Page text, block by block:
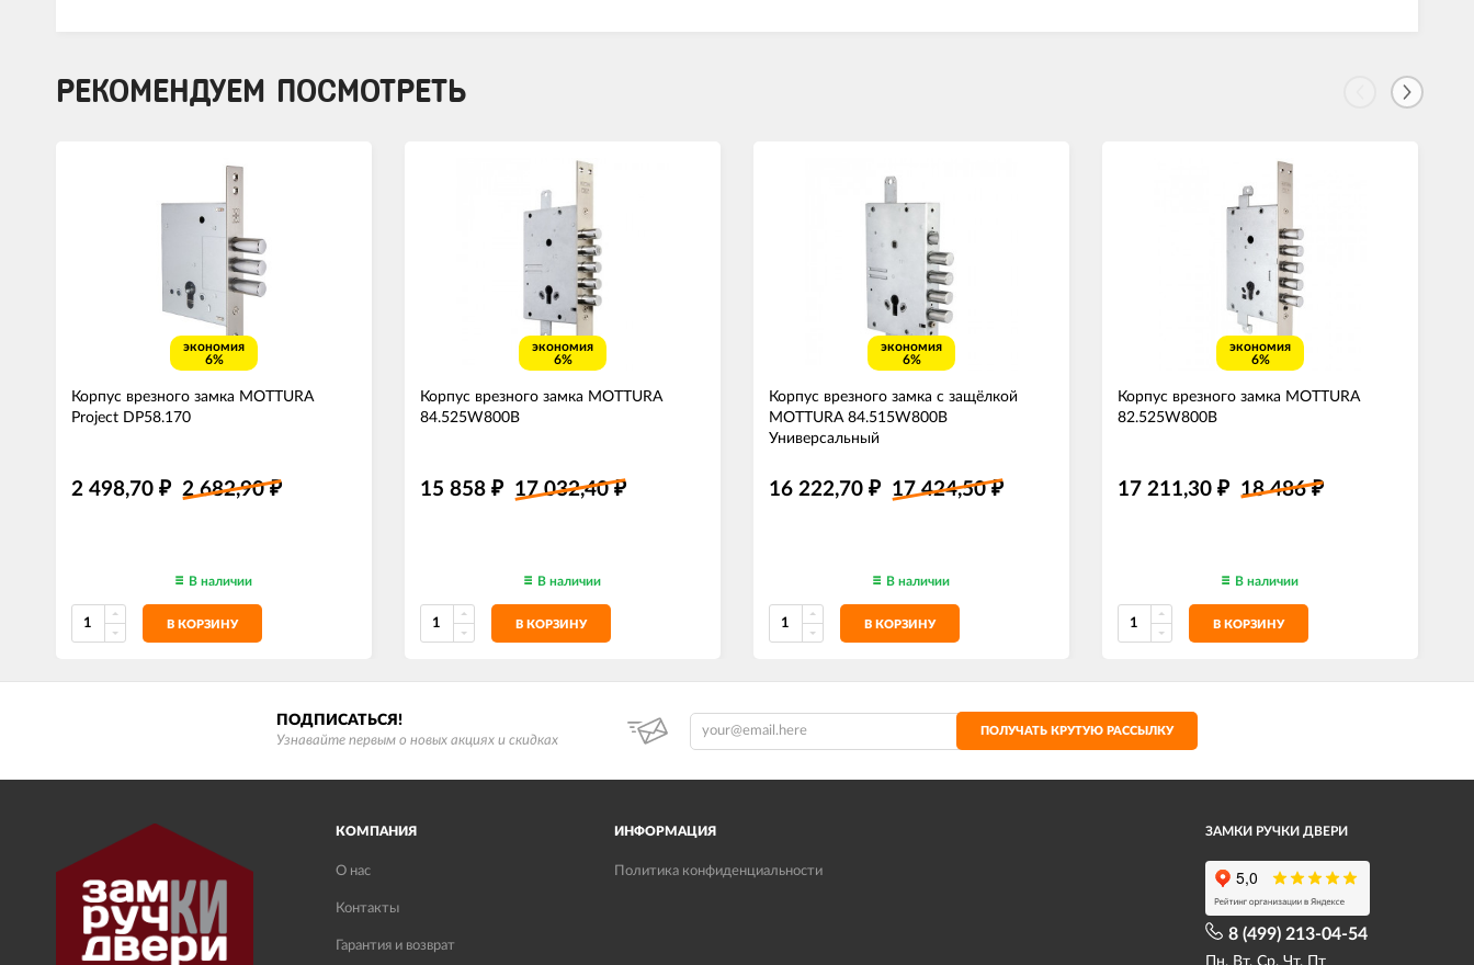
РЕКОМЕНДУЕМ ПОСМОТРЕТЬ
экономия
6%
Корпус врезного замка MOTTURA
Project DP58.170
2 498,70 ₽ 2 682,90₽
В наличии
В КОРЗИНУ
экономия
6%
Корпус врезного замка MOTTURA
84.525W800B
15 858 ₽ 17 032,40₽
В наличии
В КОРЗИНУ
экономия
6%
Корпус врезного замка с защёлкой
MOTTURA 84.515W800B
Универсальный
16 222,70 ₽ 17 424,50₽
В наличии
В КОРЗИНУ
экономия
6%
Корпус врезного замка MOTTURA
82.525W800B
17 211,30 ₽ 18 486₽
В наличии
В КОРЗИНУ
ПОДПИСАТЬСЯ!
Узнавайте первым о новых акциях и скидках
ПОЛУЧАТЬ КРУТУЮ РАССЫЛКУ
КОМПАНИЯ
О нас
Контакты
Гарантия и возврат
ИНФОРМАЦИЯ
Политика конфиденциальности
ЗАМКИ РУЧКИ ДВЕРИ
8 (499) 213-04-54​
Пн, Вт, Ср, Чт, Пт